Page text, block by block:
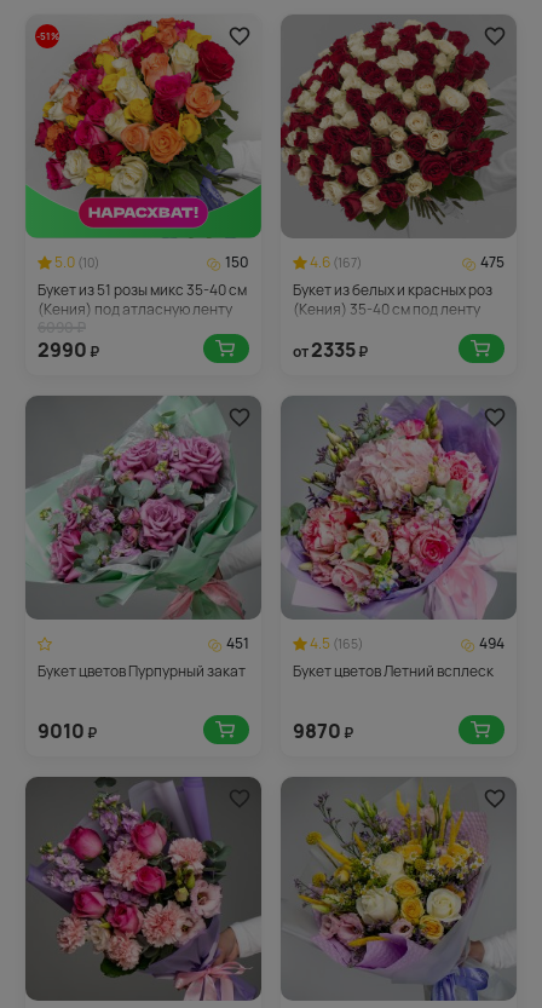
-51%
5.0 (10)
150
Букет из 51 розы микс 35-40 см
(Кения) под атласную ленту
2990 ₽
4.6 (167)
475
Букет из белых и красных роз
(Кения) 35-40 см под ленту
от2335₽
451
Букет цветов Пурпурный закат
9010 ₽
4.5 (165)
494
Букет цветов Летний всплеск
9870 ₽